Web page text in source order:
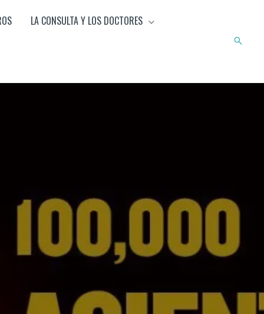
LA CONSULTA Y LOS DOCTORES